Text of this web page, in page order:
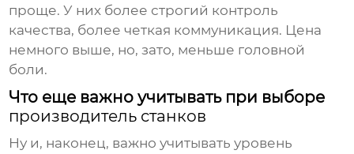
проще. У них более строгий контроль
качества, более четкая коммуникация. Цена
немного выше, но, зато, меньше головной
боли.
Что еще важно учитывать при выборе
производитель станков
Ну и, наконец, важно учитывать уровень